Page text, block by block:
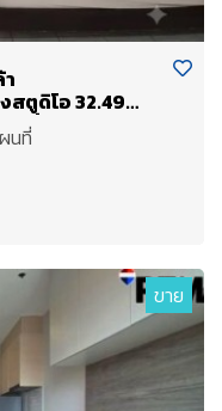
ตูดิโอ 32.49
ปิ่นเกล้า ศิริราช
นที่
ขาย